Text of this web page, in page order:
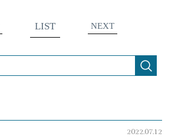
LIST NEXT
2022.07.12